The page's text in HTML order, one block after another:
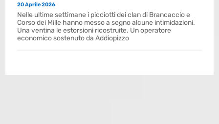
20 Aprile 2026
Nelle ultime settimane i picciotti dei clan di Brancaccio e
Corso dei Mille hanno messo a segno alcune intimidazioni.
Una ventina le estorsioni ricostruite. Un operatore
economico sostenuto da Addiopizzo